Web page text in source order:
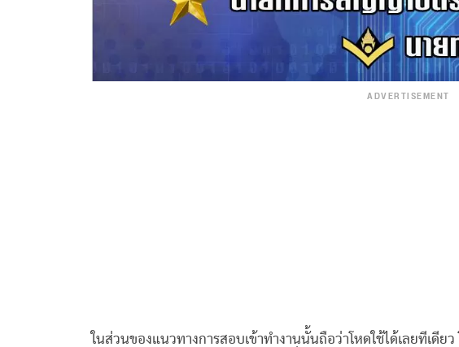
ADVERTISEMENT
ในส่วนของแนวทางการสอบเข้าทำงานนั้นถือว่าโหดใช้ได้เลยทีเดีย